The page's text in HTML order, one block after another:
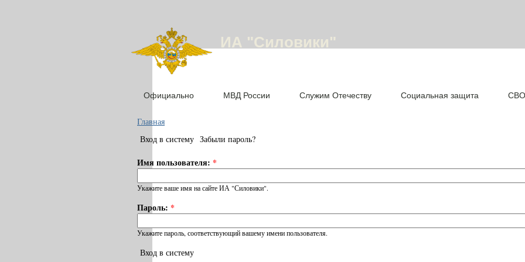
ИА "Силовики"
Официально МВД России Служим Отечеству Социальная защита СВО
Главная
Вход в систему Забыли пароль?
Имя пользователя: *
Укажите ваше имя на сайте ИА "Силовики".
Пароль: *
Укажите пароль, соответствующий вашему имени пользователя.
Вход в систему